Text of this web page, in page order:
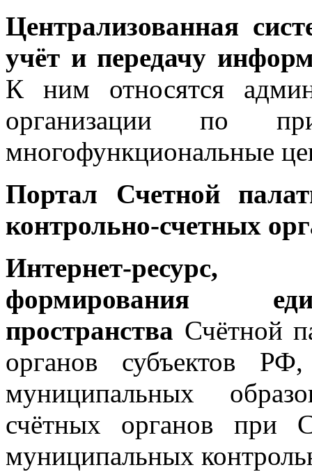
Централизованная
учёт и передачу
К ним относятся
организации по
многофункциональные
Портал Счетной
контрольно-счетных
Интернет-
формирования
пространства Счётной
органов субъектов
муниципальных
счётных органов при
муниципальных